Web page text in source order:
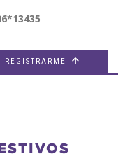
REGISTRARME 